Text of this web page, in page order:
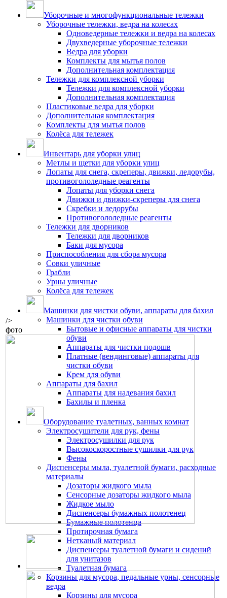
Уборочные и многофункциональные тележки
Уборочные тележки, ведра на колесах
Одноведерные тележки и ведра на колесах
Двухведерные уборочные тележки
Ведра для уборки
Комплекты для мытья полов
Дополнительная комплектация
Тележки для комплексной уборки
Тележки для комплексной уборки
Дополнительная комплектация
Пластиковые ведра для уборки
Дополнительная комплектация
Комплекты для мытья полов
Колёса для тележек
Инвентарь для уборки улиц
Метлы и щетки для уборки улиц
Лопаты для снега, скреперы, движки, ледорубы,
противогололедные реагенты
Лопаты для уборки снега
Движки и движки-скреперы для снега
Скребки и ледорубы
Противогололедные реагенты
Тележки для дворников
Тележки для дворников
Баки для мусора
Приспособления для сбора мусора
Совки уличные
Грабли
Урны уличные
Колёса для тележек
Машинки для чистки обуви, аппараты для бахил
Машинки для чистки обуви
Бытовые и офисные аппараты для чистки
обуви
Аппараты для чистки подошв
Платные (вендинговые) аппараты для
чистки обуви
Крем для обуви
Аппараты для бахил
Аппараты для надевания бахил
Бахилы и пленка
Оборудование туалетных, ванных комнат
Электросушители для рук, фены
Электросушилки для рук
Высокоскоростные сушилки для рук
Фены
Диспенсеры мыла, туалетной бумаги, расходные
материалы
Дозаторы жидкого мыла
Сенсорные дозаторы жидкого мыла
Жидкое мыло
Диспенсеры бумажных полотенец
Бумажные полотенца
Протирочная бумага
Нетканый материал
Диспенсеры туалетной бумаги и сидений
для унитазов
Туалетная бумага
Корзины для мусора, педальные урны, сенсорные
ведра
Корзины для мусора
/>
фото